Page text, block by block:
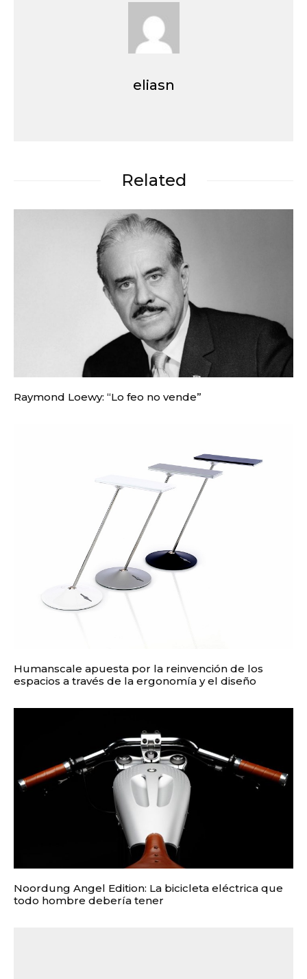
eliasn
Related
Raymond Loewy: “Lo feo no vende”
Humanscale apuesta por la reinvención de los
espacios a través de la ergonomía y el diseño
Noordung Angel Edition: La bicicleta eléctrica que
todo hombre debería tener